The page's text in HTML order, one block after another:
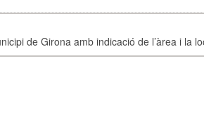
de Girona amb indicació de l’àrea i la